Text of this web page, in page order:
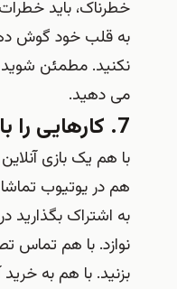
خطرناک، باید
به قلب خود گوش
نکنید. مطمئن
می دهید.
7. کارهایی را با هم انجام دهید
با هم یک بازی
هم در یوتیوب
به اشتراک بگذارید
نوازد. با هم تماس
بزنید. با هم به خرید